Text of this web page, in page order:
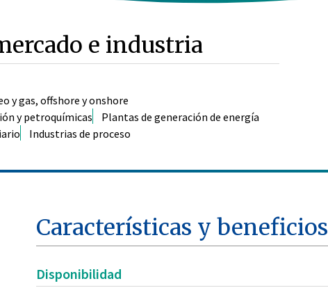
e industria
y gas, offshore y onshore
y petroquímicas
Plantas de generación de energía
Industrias de proceso
Características y beneficios
Disponibilidad